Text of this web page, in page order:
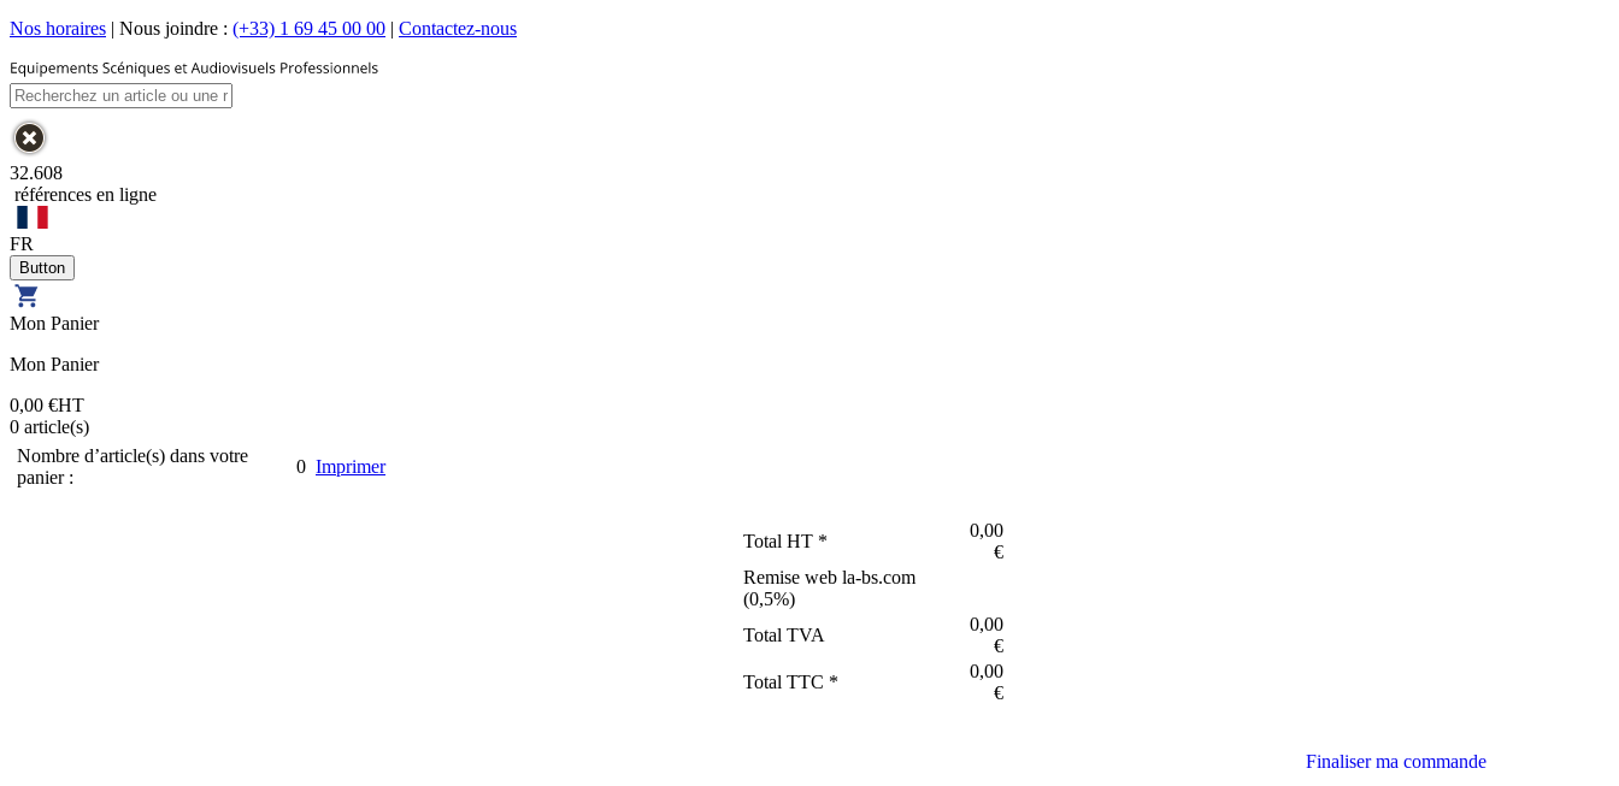
Nos horaires | Nous joindre : (+33) 1 69 45 00 00 | Contactez-nous
32.608
références en ligne
FR
Mon Panier
Mon Panier
0,00 €HT
0 article(s)
Nombre d’article(s) dans votre
panier :
0 Imprimer
Total HT *
0,00
€
Remise web la-bs.com
(0,5%)
Total TVA
0,00
€
Total TTC *
0,00
€
Finaliser ma commande